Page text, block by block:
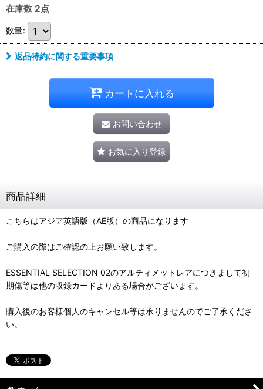
在庫数 2点
数量:
返品特約に関する重要事項
カートに入れる
お問い合わせ
お気に入り登録
商品詳細
こちらはアジア英語版（AE版）の商品になります
ご購入の際はご確認の上お願い致します。
ESSENTIAL SELECTION 02のアルティメットレアにつきまして初
期傷等は他の収録カードよりある場合がございます。
購入後のお客様個人のキャンセル等は承りませんのでご了承くださ
い。